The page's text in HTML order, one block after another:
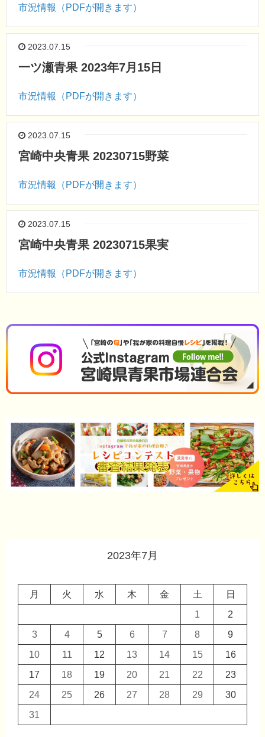
市況情報（PDFが開きます）
2023.07.15
一ツ瀬青果 2023年7月15日
市況情報（PDFが開きます）
2023.07.15
宮崎中央青果 20230715野菜
市況情報（PDFが開きます）
2023.07.15
宮崎中央青果 20230715果実
市況情報（PDFが開きます）
2023年7月
月 火 水 木 金 土
日
1
2
3
4 5 6 7 8
9
10
11 12 13 14 15
16
17
18 19 20 21 22
23
24
25 26 27 28 29
30
31